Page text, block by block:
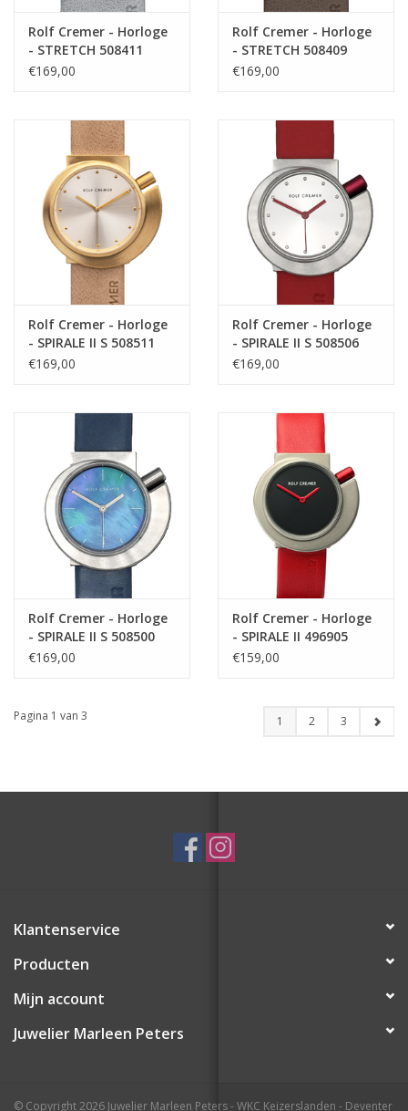
Rolf Cremer - Horloge
- STRETCH 508411
€169,00
Rolf Cremer - Horloge
- STRETCH 508409
€169,00
Rolf Cremer - Horloge
- SPIRALE II S 508511
€169,00
Rolf Cremer - Horloge
- SPIRALE II S 508506
€169,00
Rolf Cremer - Horloge
- SPIRALE II S 508500
€169,00
Rolf Cremer - Horloge
- SPIRALE II 496905
€159,00
Pagina 1 van 3 1 2 3
Klantenservice
Producten
Mijn account
Juwelier Marleen Peters
© Copyright 2026 Juwelier Marleen Peters - WKC Keizerslanden - Deventer